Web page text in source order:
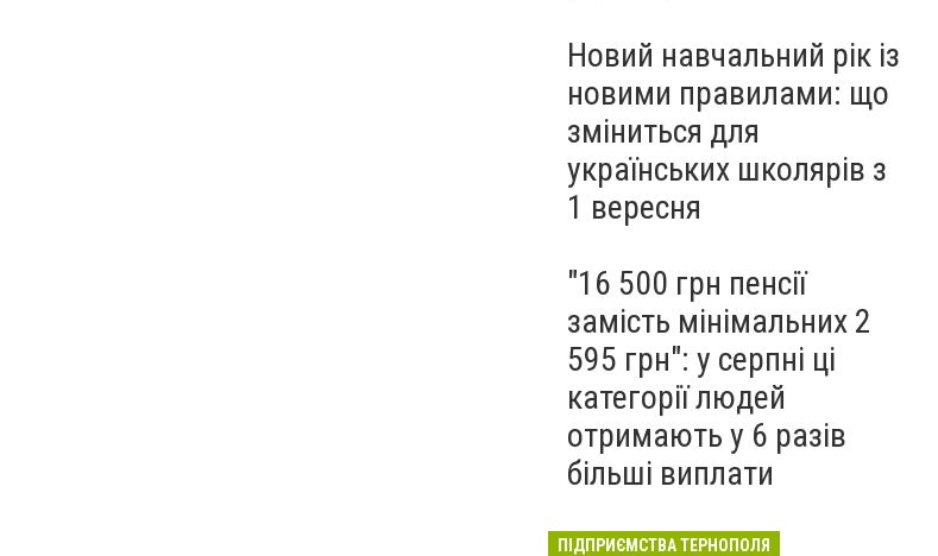
Новий навчальний рік із
новими правилами: що
зміниться для
українських школярів з
1 вересня
"16 500 грн пенсії
замість мінімальних 2
595 грн": у серпні ці
категорії людей
отримають у 6 разів
більші виплати
ПІДПРИЄМСТВА ТЕРНОПОЛЯ